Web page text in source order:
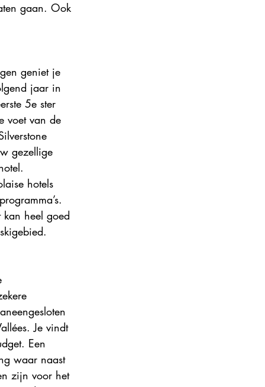
gaan. Ook
geniet je
jaar in
5e ster
voet van de
gezellige
hotels
kan heel goed
Je vindt
Een
waar naast
zijn voor het